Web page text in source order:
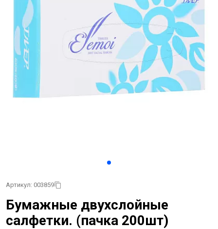
Артикул: 003859
Бумажные двухслойные
салфетки. (пачка 200шт)